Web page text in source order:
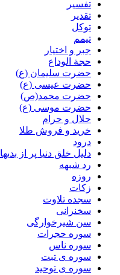
تفسیر
تقدیر
توکل
تیمم
جبر و اختیار
حجة الوداع
حضرت سلیمان (ع)
حضرت عیسی (ع)
حضرت محمد(ص)
حضرت موسی (ع)
حلال و حرام
خرید و فروش طلا
درود
دلیل خلق دنیا پر از بدیها
رد شبهه
روزه
زکات
سجده تلاوت
سخنرانی
سن شیرخوارگی
سوره حجرات
سوره ناس
سوره ی تبت
سوره ی توحید